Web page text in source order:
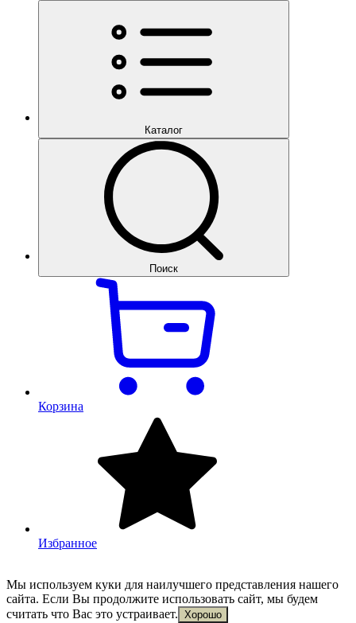
Каталог
Поиск
Корзина
Избранное
Мы используем куки для наилучшего представления нашего
сайта. Если Вы продолжите использовать сайт, мы будем
считать что Вас это устраивает. Хорошо